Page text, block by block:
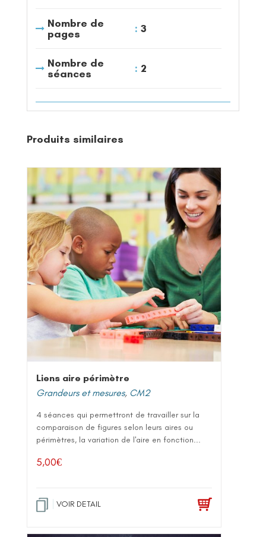
Nombre de
pages
3
Nombre de
séances
2
Produits similaires
Liens aire périmètre
Grandeurs et mesures, CM2
4 séances qui permettront de travailler sur la
comparaison de figures selon leurs aires ou
périmètres, la variation de l'aire en fonction...
5,00€
VOIR DETAIL